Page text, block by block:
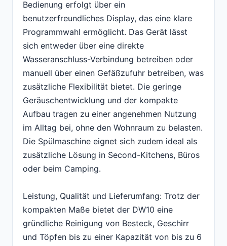
Bedienung erfolgt über ein
benutzerfreundliches Display, das eine klare
Programmwahl ermöglicht. Das Gerät lässt
sich entweder über eine direkte
Wasseranschluss-Verbindung betreiben oder
manuell über einen Gefäßzufuhr betreiben, was
zusätzliche Flexibilität bietet. Die geringe
Geräuschentwicklung und der kompakte
Aufbau tragen zu einer angenehmen Nutzung
im Alltag bei, ohne den Wohnraum zu belasten.
Die Spülmaschine eignet sich zudem ideal als
zusätzliche Lösung in Second-Kitchens, Büros
oder beim Camping.
Leistung, Qualität und Lieferumfang: Trotz der
kompakten Maße bietet der DW10 eine
gründliche Reinigung von Besteck, Geschirr
und Töpfen bis zu einer Kapazität von bis zu 6